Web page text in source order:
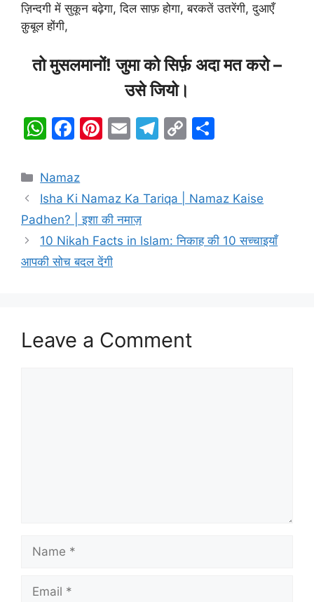
ज़िन्दगी में सुकून बढ़ेगा, दिल साफ़ होगा, बरकतें उतरेंगी, दुआएँ
क़ुबूल होंगी,
तो मुसलमानों! जुमा को सिर्फ़ अदा मत करो –
उसे जियो।
W
at
s
A
p
p
F
c
e
b
o
o
Pi
e
st
E
l
T
gr
m
C
y
n
e
Categories
Namaz
Isha Ki Namaz Ka Tariqa | Namaz Kaise
Padhen? | इशा की नमाज़
10 Nikah Facts in Islam: निकाह की 10 सच्चाइयाँ
आपकी सोच बदल देंगी
Leave a Comment
Name
Email